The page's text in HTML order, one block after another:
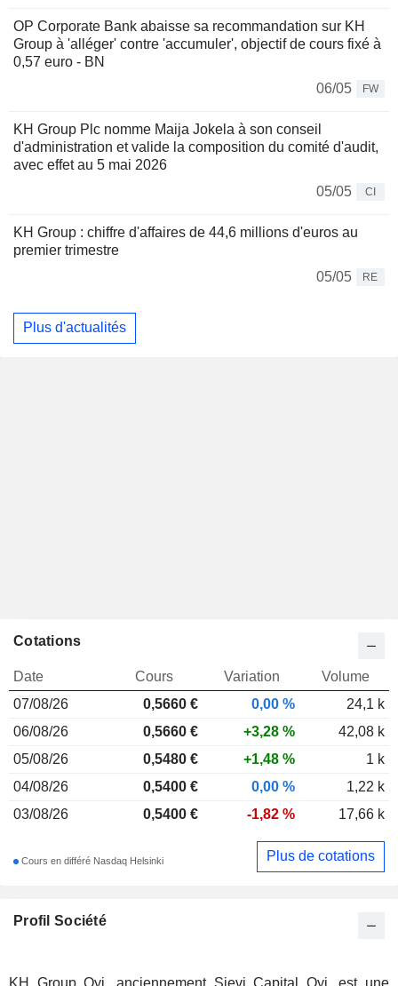
OP Corporate Bank abaisse sa recommandation sur KH
Group à 'alléger' contre 'accumuler', objectif de cours fixé à
0,57 euro - BN
06/05
FW
KH Group Plc nomme Maija Jokela à son conseil
d'administration et valide la composition du comité d'audit,
avec effet au 5 mai 2026
05/05
CI
KH Group : chiffre d'affaires de 44,6 millions d'euros au
premier trimestre
05/05
RE
Plus d'actualités
Profil Société
KH Group Oyj, anciennement Sievi Capital Oyj, est une
Cotations
Date Cours Variation
Volume
07/08/26
0,5660 € 0,00 %
24,1 k
06/08/26
0,5660 € +3,28 %
42,08 k
05/08/26
0,5480 € +1,48 %
1 k
04/08/26
0,5400 € 0,00 %
1,22 k
03/08/26
0,5400 € -1,82 % 17,66 k
Cours en différé Nasdaq Helsinki Plus de cotations